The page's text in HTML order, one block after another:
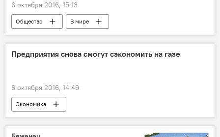
6 октября 2016, 15:13
Общество
В мире
Нобелевская премия: мировое признание талантов
Предприятия снова смогут сэкономить на газе
6 октября 2016, 14:49
Экономика
Строительство газопровода "Северный поток - 2"